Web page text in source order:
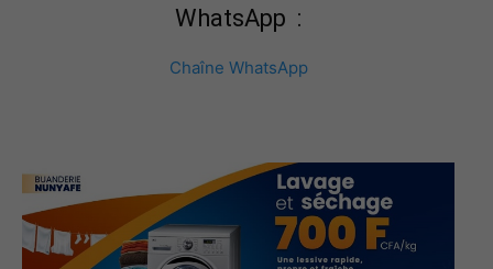
WhatsApp :
Chaîne WhatsApp